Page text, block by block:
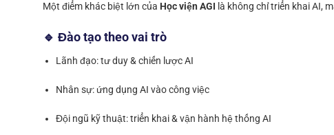
Một điểm khác biệt lớn của Học viện AGI là không chỉ triển khai AI,
🔹 Đào tạo theo vai trò
Lãnh đạo: tư duy & chiến lược AI
Nhân sự: ứng dụng AI vào công việc
Đội ngũ kỹ thuật: triển khai & vận hành hệ thống AI